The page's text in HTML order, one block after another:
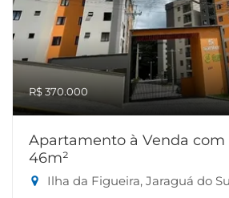
R$ 370.000
Apartamento à Venda com
46m²
Ilha da Figueira, Jaraguá do